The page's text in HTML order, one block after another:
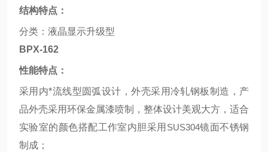
结构特点：
分类：液晶显示升级型
BPX-162
性能特点：
采用内*流线型圆弧设计，外壳采用冷轧钢板制造，产
品外壳采用环保金属漆喷制，整体设计美观大方，适合
实验室的颜色搭配工作室内胆采用 SUS304镜面不锈钢
制成；